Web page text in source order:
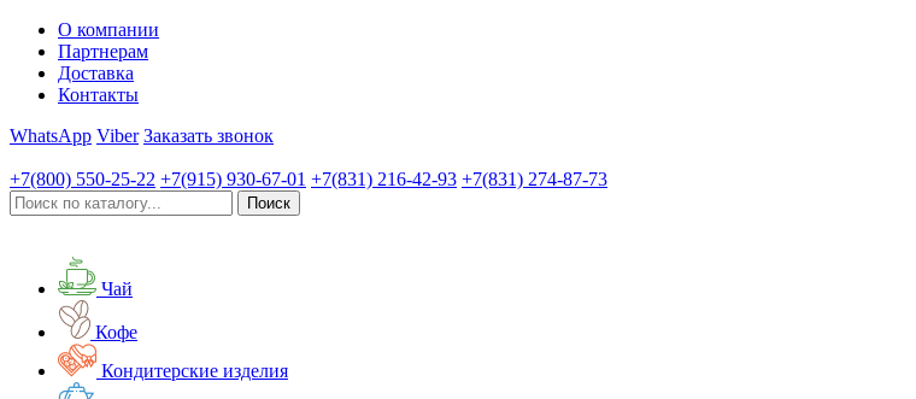
О компании
Партнерам
Доставка
Контакты
WhatsApp Viber Заказать звонок
+7(800) 550-25-22 +7(915) 930-67-01 +7(831) 216-42-93 +7(831) 274-87-73
Чай
Кофе
Кондитерские изделия